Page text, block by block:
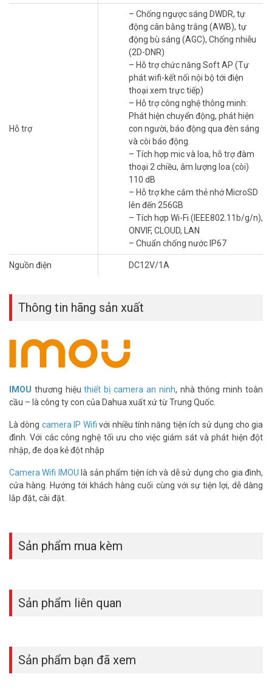
Với đèn chiếu tích hợp và còi báo động an ninh 110dB,camera
IPC-T26EP xua đuổi những người lạ không chào đón trước
Còi báo động an ninh 110dB
Đèn chiếu kích hoạt chuyển động
Phát hiện con người làm giảm cảnh báo sai
Tầm nhìn ban đêm tuyệt vời
nét vào ban đêm từ cách xa 30m / 98ft.
Thiết kế chống chịu thời tiết IP67 để sử dụng trong nhiều trường
tương tác với vật nuôi và gia đình hoặc làm mất lòng những vị
khách không mời.
Video được lưu trữ và truy cập dễ dàng thông qua thẻ SD, NVR hoặc
Cloud Storage.
Hỗ trợ
– Chống ngược sáng DWDR, tự
động cân bằng trắng (AWB), tự
động bù sáng (AGC), Chống nhiễu
(2D-DNR)
– Hỗ trợ chức năng Soft AP (Tự
phát wifi-kết nối nội bộ tới điện
thoại xem trực tiếp)
– Hỗ trợ công nghệ thông minh:
Phát hiện chuyển động, phát hiện
con người, báo động qua đèn sáng
và còi báo động.
– Tích hợp mic và loa, hỗ trợ đàm
thoại 2 chiều, âm lượng loa (còi)
110 dB
– Hỗ trợ khe cắm thẻ nhớ MicroSD
lên đến 256GB
– Tích hợp Wi-Fi (IEEE802.11b/g/n),
ONVIF, CLOUD, LAN
– Chuẩn chống nước IP67
Nguồn điện DC12V/1A
Thông tin hãng sản xuất
IMOU thương hiệuthiết bị camera an ninh, nhà thông minh toàn
cầu – là công ty con của Dahua xuất xứ từ Trung Quốc.
Là dòng camera IP Wifi với nhiều tính năng tiện ích sử dụng cho gia
đình. Với các công nghệ tối ưu cho việc giám sát và phát hiện đột
nhập, đe dọa kẻ đột nhập
Camera Wifi IMOU là sản phẩm tiện ích và dễ sử dụng cho gia đình,
cửa hàng. Hướng tới khách hàng cuối cùng với sự tiện lợi, dễ dàng
lắp đặt, cài đặt.
Sản phẩm mua kèm
Sản phẩm liên quan
Sản phẩm bạn đã xem